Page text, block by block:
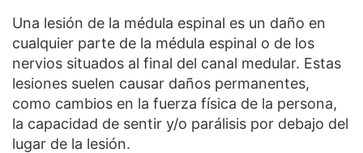
Una lesión de la médula espinal es un daño en
cualquier parte de la médula espinal o de los
nervios situados al final del canal medular. Estas
lesiones suelen causar daños permanentes,
como cambios en la fuerza física de la persona,
la capacidad de sentir y/o parálisis por debajo del
lugar de la lesión.